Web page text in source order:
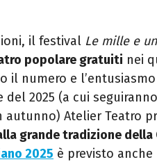
il festival Le mille e
popolare gratuiti nei
il numero e
2025 (a cui seguiranno
autunno) Atelier Teatro
grande tradizione della
2025 è previsto anche